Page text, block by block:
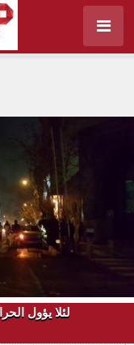
لئلا يؤول